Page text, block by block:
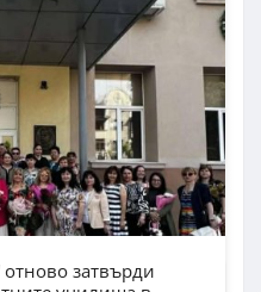
затвърди